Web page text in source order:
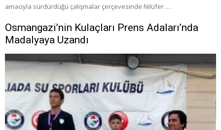
amacıyla sürdürdüğü çalışmalar çerçevesinde Nilüfer …
Osmangazi’nin Kulaçları Prens Adaları’nda
Madalyaya Uzandı